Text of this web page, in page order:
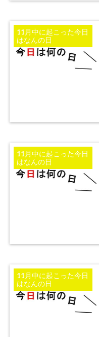
11月中に起こった今日
はなんの日
11月中に起こった今日
はなんの日
11月中に起こった今日
はなんの日